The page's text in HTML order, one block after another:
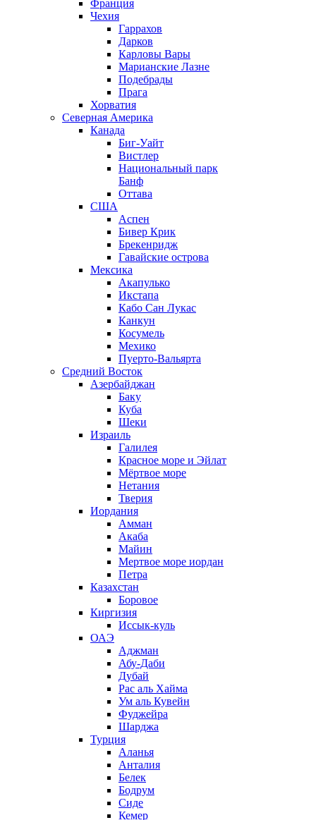
Франция
Чехия
Гаррахов
Дарков
Карловы Вары
Марианские Лазне
Подебрады
Прага
Хорватия
Северная Америка
Канада
Биг-Уайт
Вистлер
Национальный парк
Банф
Оттава
США
Аспен
Бивер Крик
Брекенридж
Гавайские острова
Мексика
Акапулько
Икстапа
Кабо Сан Лукас
Канкун
Косумель
Мехико
Пуерто-Вальярта
Средний Восток
Азербайджан
Баку
Куба
Шеки
Израиль
Галилея
Красное море и Эйлат
Мёртвое море
Нетания
Тверия
Иордания
Амман
Акаба
Майин
Мертвое море иордан
Петра
Казахстан
Боровое
Киргизия
Иссык-куль
ОАЭ
Аджман
Абу-Даби
Дубай
Рас аль Хайма
Ум аль Кувейн
Фуджейра
Шарджа
Турция
Аланья
Анталия
Белек
Бодрум
Сиде
Кемер